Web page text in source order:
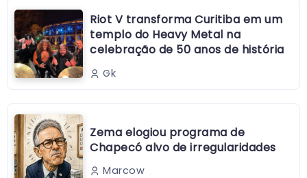
Riot V transforma Curitiba em um
templo do Heavy Metal na
celebração de 50 anos de história
Gk
Zema elogiou programa de
Chapecó alvo de irregularidades
Marcow